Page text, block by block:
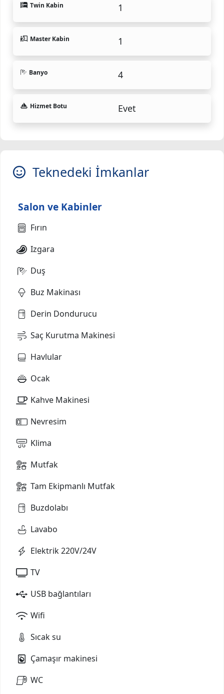
Twin Kabin 1
Master Kabin 1
Banyo 4
Hizmet Botu Evet
Teknedeki İmkanlar
Salon ve Kabinler
Fırın
Izgara
Duş
Buz Makinası
Derin Dondurucu
Saç Kurutma Makinesi
Havlular
Ocak
Kahve Makinesi
Nevresim
Klima
Mutfak
Tam Ekipmanlı Mutfak
Buzdolabı
Lavabo
Elektrik 220V/24V
TV
USB bağlantıları
Wifi
Sıcak su
Çamaşır makinesi
WC